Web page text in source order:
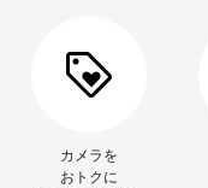
カメラを
おトクに